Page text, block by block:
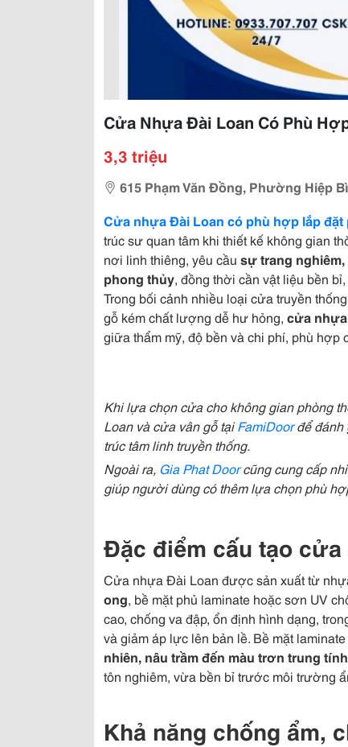
Cửa Nhựa Đài Loan Có Phù
3,3 triệu
615 Phạm Văn Đồng, Phường Hiệp
Cửa nhựa Đài Loan có phù hợp lắp
trúc sư quan tâm khi thiết kế không gian
nơi linh thiêng, yêu cầu sự trang
phong thủy, đồng thời cần vật liệu bền
Trong bối cảnh nhiều loại cửa truyền
gỗ kém chất lượng dễ hư hỏng, cửa
giữa thẩm mỹ, độ bền và chi phí, phù hợp
Khi lựa chọn cửa cho không gian phòng
Loan và cửa vân gỗ tạiFamiDoorđể đánh
trúc tâm linh truyền thống.
Ngoài ra, Gia Phat Doorcũng cung cấp
giúp người dùng có thêm lựa chọn phù
Đặc điểm cấu tạo
Cửa nhựa Đài Loan được sản xuất từ
ong, bề mặt phủ laminate hoặc sơn UV
cao, chống va đập, ổn định hình dạng,
và giảm áp lực lên bản lề. Bề mặt
nhiên, nâu trầm đến màu trơn trung tính
tôn nghiêm, vừa bền bỉ trước môi trường
Khả năng chống ẩm,